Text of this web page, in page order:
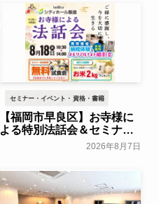
セミナー・イベント・資格・書籍
【福岡市早良区】お寺様に
よる特別法話会＆セミナー
特典「無料試食会」を8月
一般公開
2026年8月7日